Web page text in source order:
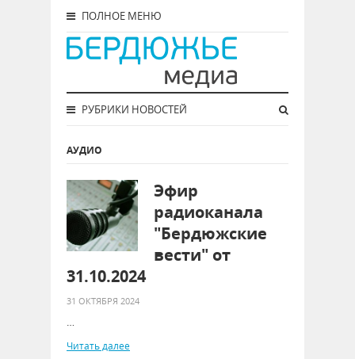
ПОЛНОЕ МЕНЮ
РУБРИКИ НОВОСТЕЙ
АУДИО
Эфир
радиоканала
"Бердюжские
вести" от
31.10.2024
31 ОКТЯБРЯ 2024
…
Читать далее